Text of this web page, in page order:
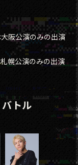
阪公演のみの出演
幌公演のみの出演
トル